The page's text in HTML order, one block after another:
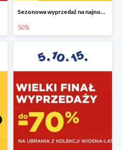
Sezonowa wyprzedaż na najnowszą kolekcję do -50%
50%